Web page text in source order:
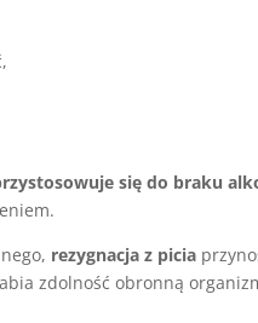
się do braku
rezygnacja z picia
zdolność obronną